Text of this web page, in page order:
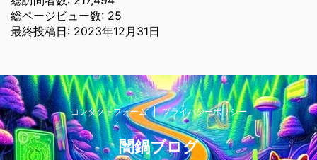
総ページビュー数: 25
最終投稿日: 2023年12月31日
コンタクトフォーム プライバシーポリシー
闇鍋ブログ